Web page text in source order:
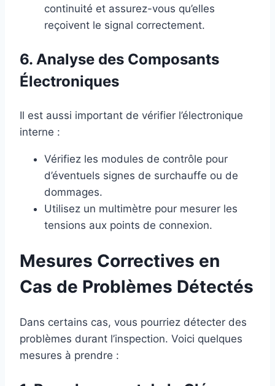
continuité et assurez-vous qu’elles
reçoivent le signal correctement.
6. Analyse des Composants
Électroniques
Il est aussi important de vérifier l’électronique
interne :
Vérifiez les modules de contrôle pour
d’éventuels signes de surchauffe ou de
dommages.
Utilisez un multimètre pour mesurer les
tensions aux points de connexion.
Mesures Correctives en
Cas de Problèmes Détectés
Dans certains cas, vous pourriez détecter des
problèmes durant l’inspection. Voici quelques
mesures à prendre :